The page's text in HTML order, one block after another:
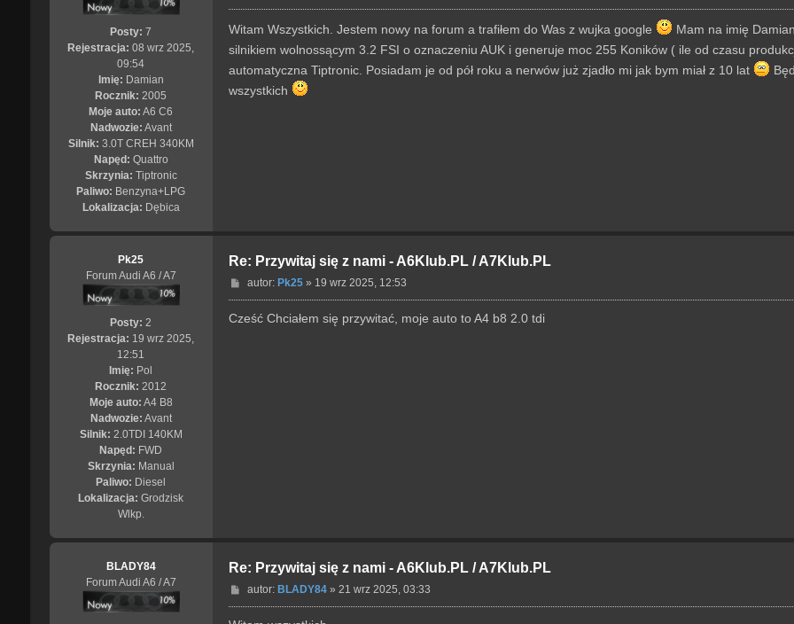
Posty: 7
Rejestracja: 08 wrz 2025,
09:54
Imię: Damian
Rocznik: 2005
Moje auto: A6 C6
Nadwozie: Avant
Silnik: 3.0T CREH 340KM
Napęd: Quattro
Skrzynia: Tiptronic
Paliwo: Benzyna+LPG
Lokalizacja: Dębica
o
s
Witam Wszystkich. Jestem nowy na forum a trafiłem do Was z wujka google
Mam na imię
silnikiem wolnossącym 3.2 FSI o oznaczeniu AUK i generuje moc 255 Koników ( ile od czasu
automatyczna Tiptronic. Posiadam je od pół roku a nerwów już zjadło mi jak bym miał z 10 lat
wszystkich
Pk25
Forum Audi A6 / A7
Posty: 2
Rejestracja: 19 wrz 2025,
12:51
Imię: Pol
Rocznik: 2012
Moje auto: A4 B8
Nadwozie: Avant
Silnik: 2.0TDI 140KM
Napęd: FWD
Skrzynia: Manual
Paliwo: Diesel
Lokalizacja: Grodzisk
Wlkp.
Re: Przywitaj się z nami - A6Klub.PL / A7Klub.PL
P
o
s
autor: Pk25» 19 wrz 2025, 12:53
Cześć Chciałem się przywitać, moje auto to A4 b8 2.0 tdi
BLADY84
Forum Audi A6 / A7
Re: Przywitaj się z nami - A6Klub.PL / A7Klub.PL
P
o
s
autor: BLADY84» 21 wrz 2025, 03:33